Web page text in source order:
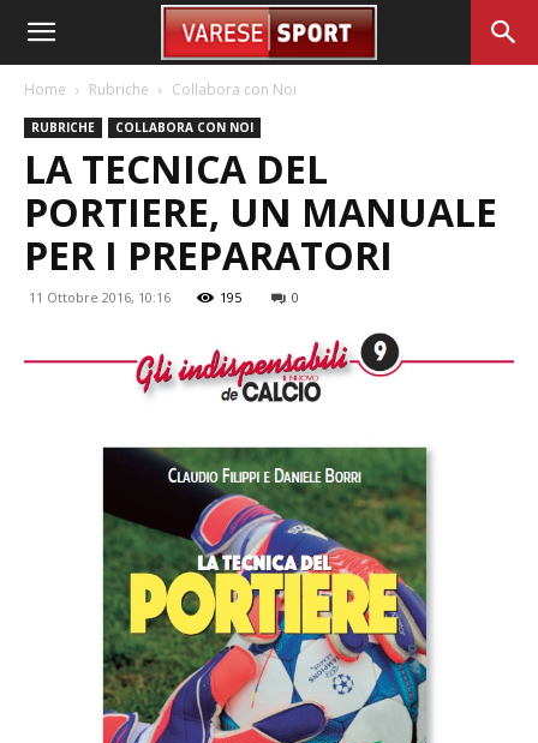
Home Rubriche Collabora con Noi
RUBRICHE COLLABORA CON NOI
LA TECNICA DEL
PORTIERE, UN MANUALE
PER I PREPARATORI
11 Ottobre 2016, 10:16 195 0